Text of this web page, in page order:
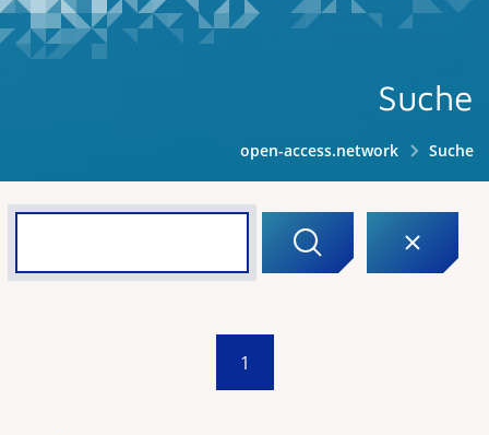
Suche
open-access.network Suche
1